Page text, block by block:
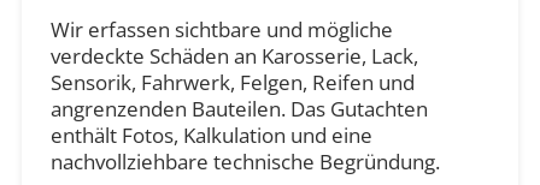
Wir erfassen sichtbare und mögliche
verdeckte Schäden an Karosserie, Lack,
Sensorik, Fahrwerk, Felgen, Reifen und
angrenzenden Bauteilen. Das Gutachten
enthält Fotos, Kalkulation und eine
nachvollziehbare technische Begründung.